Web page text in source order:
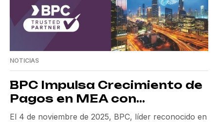
NOTICIAS
BPC Impulsa Crecimiento de
Pagos en MEA con
Programa Trusted Partner
El 4 de noviembre de 2025, BPC, líder reconocido en